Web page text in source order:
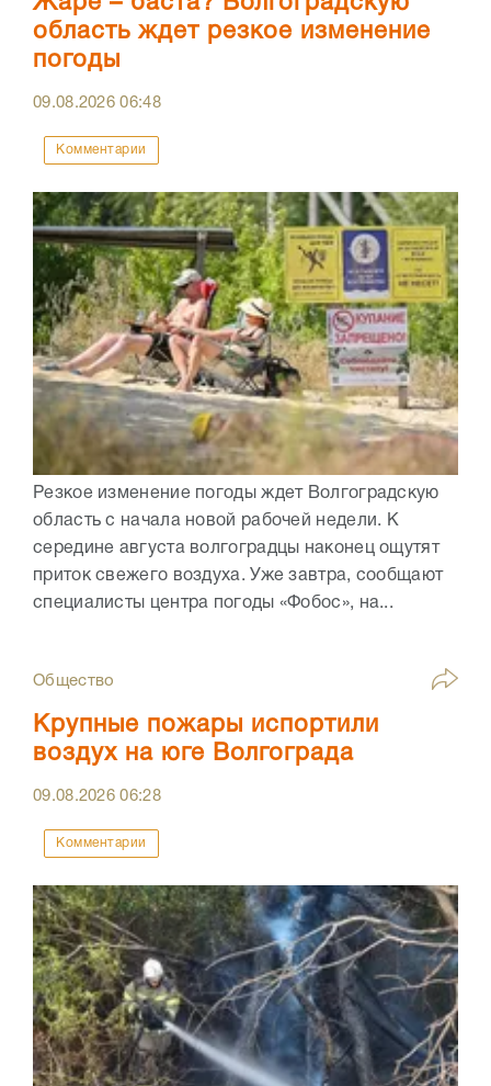
область ждет резкое изменение
погоды
09.08.202606:48
Комментарии
Резкое изменение погоды ждет Волгоградскую
область с начала новой рабочей недели. К
середине августа волгоградцы наконец ощутят
приток свежего воздуха. Уже завтра, сообщают
специалисты центра погоды «Фобос», на...
Общество
Крупные пожары испортили
воздух на юге Волгограда
09.08.202606:28
Комментарии